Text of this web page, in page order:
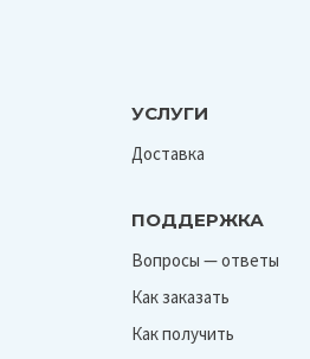
УСЛУГИ
Доставка
ПОДДЕРЖКА
Вопросы — ответы
Как заказать
Как получить